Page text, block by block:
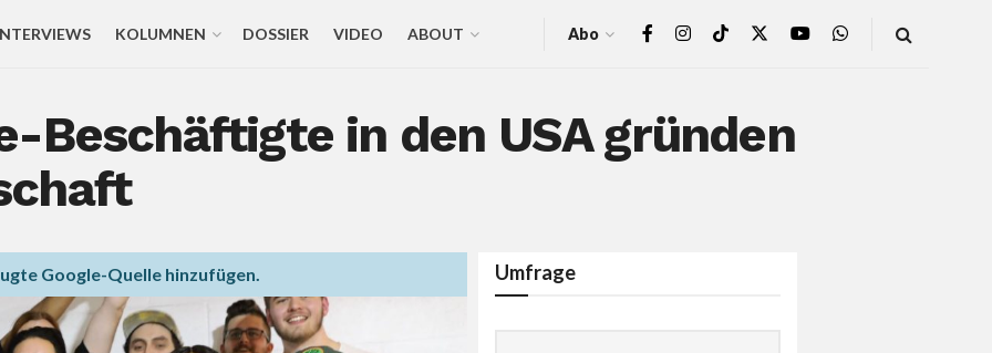
KOLUMNEN DOSSIER VIDEO ABOUT Abo
Beschäftigte in den USA gründen
Google-Quelle hinzufügen. Umfrage